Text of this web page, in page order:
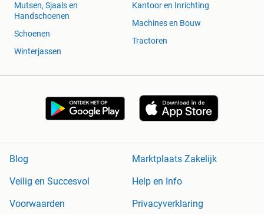
Mutsen, Sjaals en
Handschoenen
Schoenen
Winterjassen
Kantoor en Inrichting
Machines en Bouw
Tractoren
Blog
Marktplaats Zakelijk
Veilig en Succesvol
Help en Info
Voorwaarden
Privacyverklaring